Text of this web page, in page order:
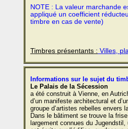
NOTE : La valeur marchande
appliqué un coefficient
timbre en cas de vente)
Timbres présentants : Villes,
Informations sur le sujet du
Le Palais de la Sécession
a été construit à Vienne, en
d’un manifeste architectural et
groupe d’artistes rebelles envers
Dans le bâtiment se trouve la
largement connues du